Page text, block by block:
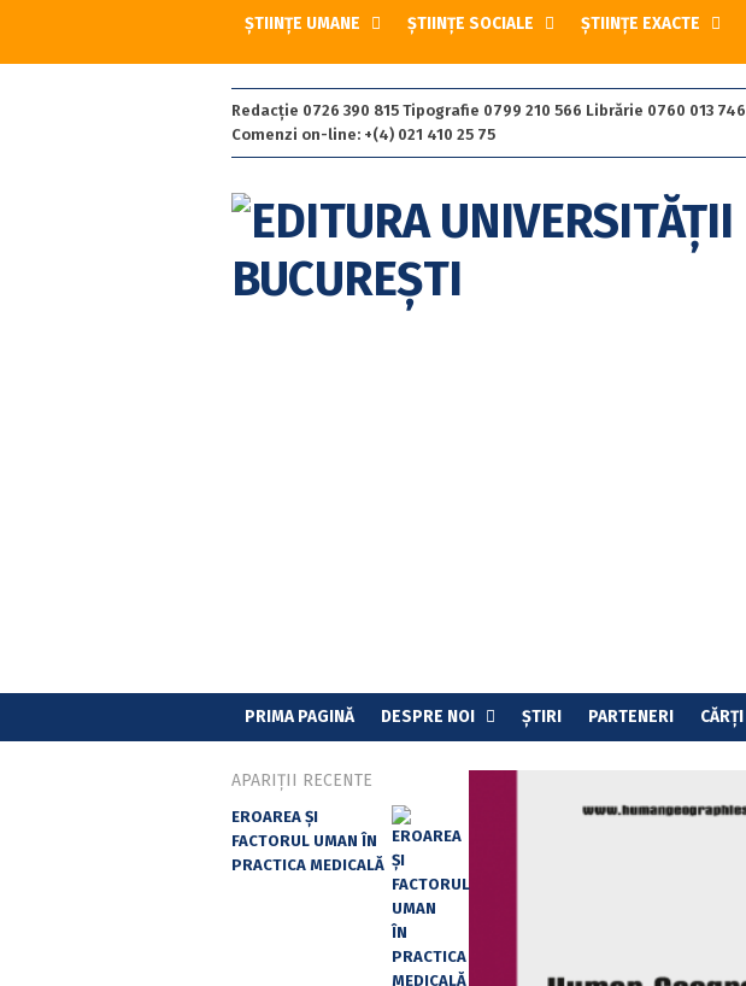
ȘTIINȚE UMANE ȘTIINȚE SOCIALE ȘTIINȚE EXACTE
Redacție 0726 390 815 Tipografie 0799 210 566 Librărie 0760 013 746
Comenzi on-line: +(4) 021 410 25 75
PRIMA PAGINĂ DESPRE NOI ȘTIRI PARTENERI CĂRȚI
APARIȚII RECENTE
EROAREA ȘI
FACTORUL UMAN ÎN
PRACTICA MEDICALĂ